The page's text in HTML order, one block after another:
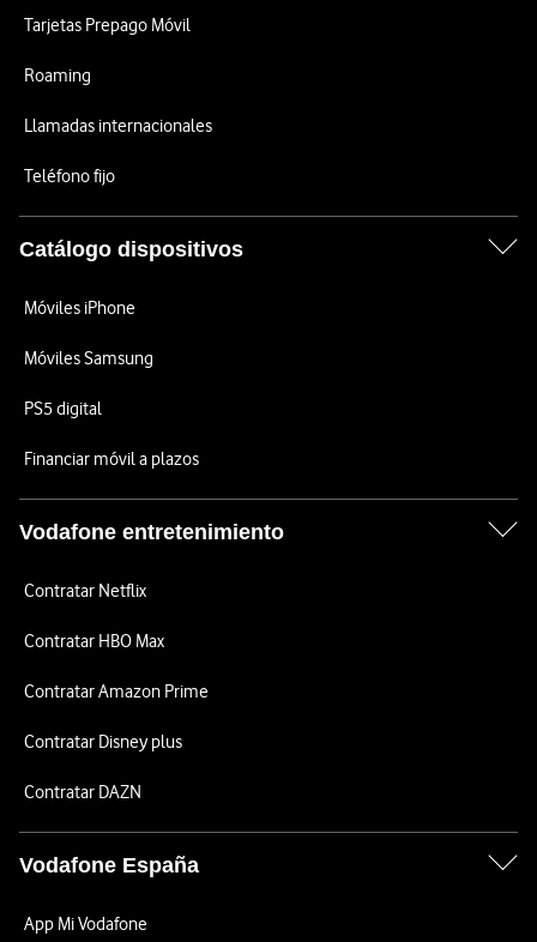
Tarjetas Prepago Móvil
Roaming
Llamadas internacionales
Teléfono fijo
Catálogo dispositivos
Móviles iPhone
Móviles Samsung
PS5 digital
Financiar móvil a plazos
Vodafone entretenimiento
Contratar Netflix
Contratar HBO Max
Contratar Amazon Prime
Contratar Disney plus
Contratar DAZN
Vodafone España
App Mi Vodafone